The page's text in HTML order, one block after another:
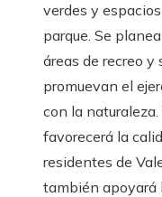
verdes y
parque. Se
áreas de recreo
promuevan el
con la
favorecerá la
residentes de
también apoyará